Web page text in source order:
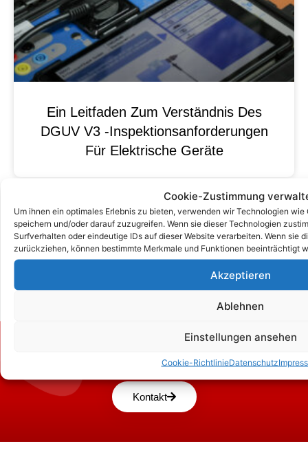
Cookie-Zustimmung
Um ihnen ein optimales Erlebnis zu bieten, verwenden wir Technologien
speichern und/oder darauf zuzugreifen. Wenn sie dieser Technologien
Surfverhalten oder eindeutige IDs auf dieser Website verarbeiten. Wenn sie
zurückziehen, können bestimmte Merkmale und Funktionen beeinträchtigt
Akzeptieren
Ablehnen
Einstellungen ansehen
Cookie-RichtlinieDatenschutz
Ein Leitfaden Zum Verständnis Des
DGUV V3 -Inspektionsanforderungen
Für Elektrische Geräte
Kontakt